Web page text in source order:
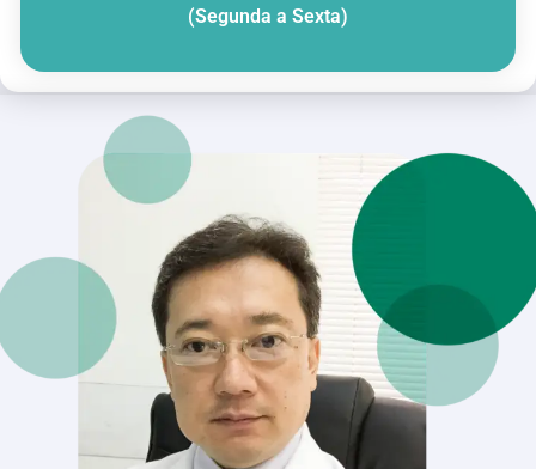
(Segunda a Sexta)